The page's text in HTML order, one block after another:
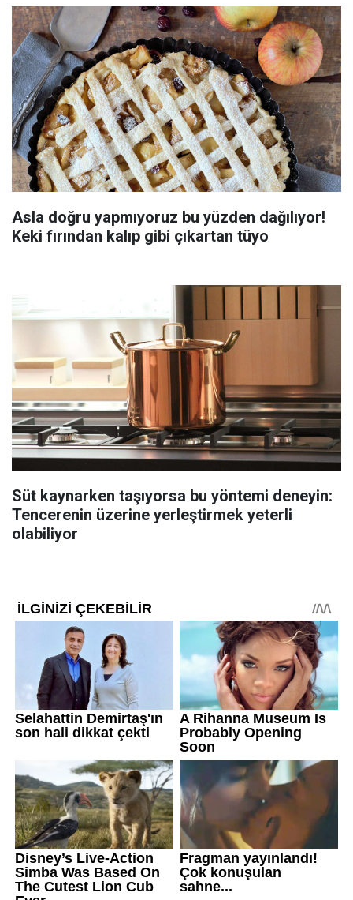
Asla doğru yapmıyoruz bu yüzden dağılıyor!
Keki fırından kalıp gibi çıkartan tüyo
Süt kaynarken taşıyorsa bu yöntemi deneyin:
Tencerenin üzerine yerleştirmek yeterli
olabiliyor